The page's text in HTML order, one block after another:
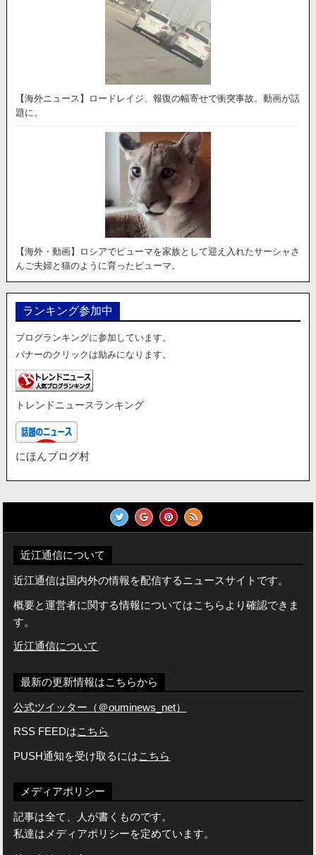
【海外ニュース】ロードレイジ、報復の幅寄せで衝突事故。動画が話
題に。
【海外・動画】ロシアでピューマを家族として迎え入れたサーシャさ
んご夫婦と猫のように育ったピューマ。
ランキング参加中
ブログランキングに参加しています。
バナーのクリックは励みになります。
トレンドニュースランキング
にほんブログ村
近江通信について
近江通信は国内外の情報を配信するニュースサイトです。
概要と運営者に関する情報についてはこちらより確認できま
す。
近江通信について
最新の更新情報はこちらから
公式ツイッター（＠ouminews_net）
RSS FEEDはこちら
PUSH通知を受け取るにはこちら
メディアポリシー
記事は全て、人が書くものです。
私達はメディアポリシーを定めています。